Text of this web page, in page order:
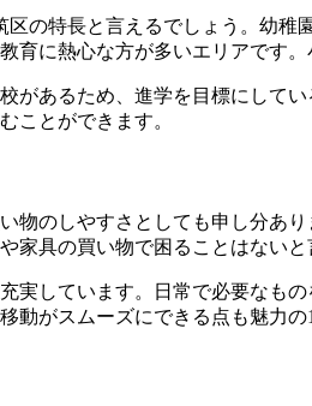
の特長と言えるでしょう。幼
に熱心な方が多いエリアです
あるため、進学を目標にして
ことができます。
物のしやすさとしても申し分あ
家具の買い物で困ることはないと
実しています。日常で必要なも
動がスムーズにできる点も魅力の